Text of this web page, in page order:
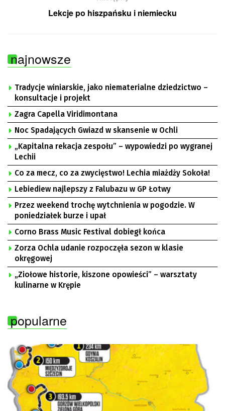
Lekcje po hiszpańsku i niemiecku
najnowsze
Tradycje winiarskie, jako niematerialne dziedzictwo –
konsultacje i projekt
Zagra Capella Viridimontana
Noc Spadających Gwiazd w skansenie w Ochli
„Kapitalna rekacja zespołu” – wypowiedzi po wygranej
Lechii
Co za mecz, co za zwycięstwo! Lechia miażdży Sokoła!
Lebiediew najlepszy z Falubazu w GP Łotwy
Przez weekend trochę wytchnienia w pogodzie. W
poniedziałek burze i upał
Corno Brass Music Festival dobiegł końca
Zorza Ochla udanie rozpoczęła sezon w klasie
okręgowej
„Ziołowe historie, kiszone opowieści” – warsztaty
kulinarne w Krępie
popularne